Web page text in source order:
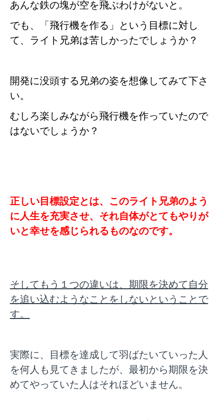
あんな鉄の塊が空を飛ぶわけがないと。
でも、「飛行機を作る」という目標に対し
て、ライト兄弟は苦しかったでしょうか？
開発に没頭する兄弟の姿を想像してみて下さ
い。
むしろ楽しみながら飛行機を作っていたので
はないでしょうか？
正しい目標設定とは、このライト兄弟のよう
に人生を充実させ、それ自体がとてもやりが
いと幸せを感じられるものなのです。
そしてもう１つの違いは、期限を決めて自分
を追い込むようなことをしないということで
す。
実際に、目標を達成して羽ばたいていった人
を何人も見てきましたが、最初から期限を決
めてやっていた人はそれほどいません。